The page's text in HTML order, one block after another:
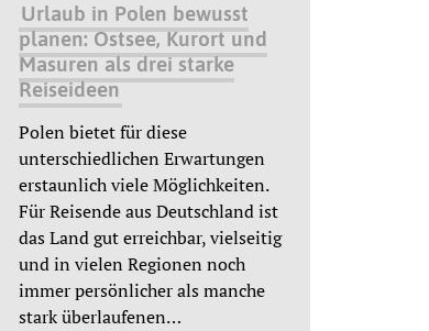
Urlaub in Polen bewusst
planen: Ostsee, Kurort und
Masuren als drei starke
Reiseideen
Polen bietet für diese
unterschiedlichen Erwartungen
erstaunlich viele Möglichkeiten.
Für Reisende aus Deutschland ist
das Land gut erreichbar, vielseitig
und in vielen Regionen noch
immer persönlicher als manche
stark überlaufenen…